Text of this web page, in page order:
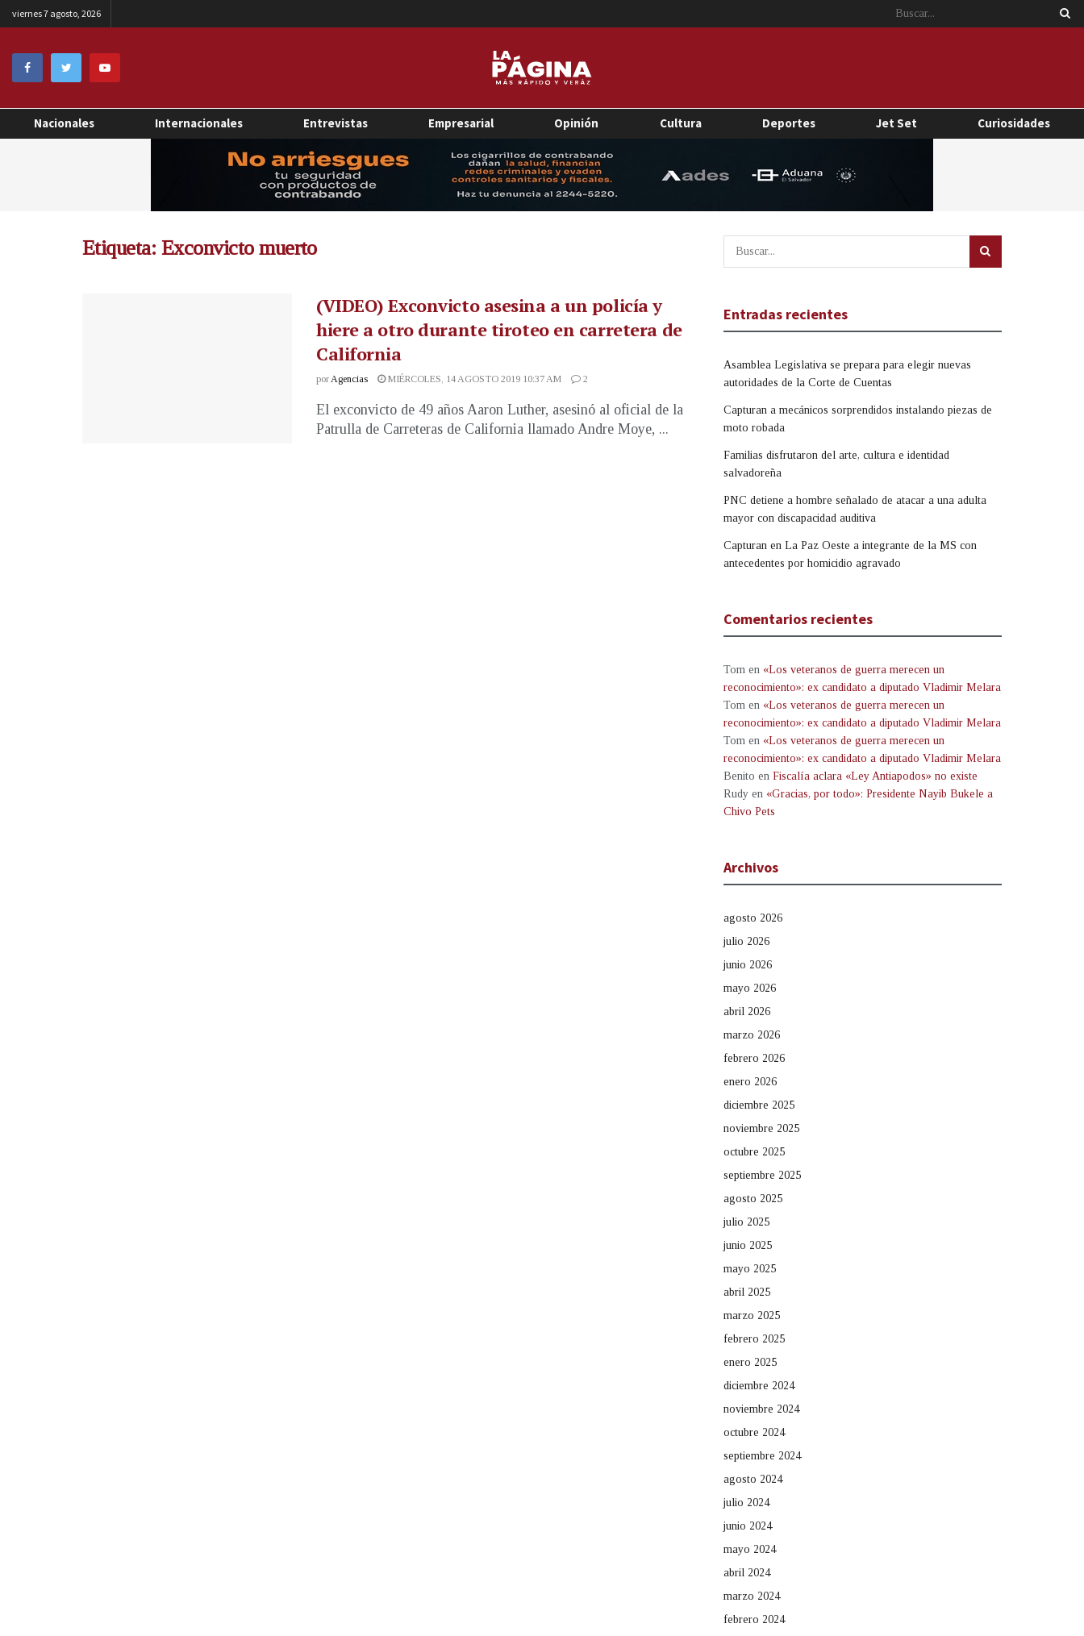
viernes 7 agosto, 2026
Nacionales Internacionales Entrevistas Empresarial Opinión Cultura Deportes Jet Set Curiosidades
Etiqueta: Exconvicto muerto
(VIDEO) Exconvicto asesina a un policía y
hiere a otro durante tiroteo en carretera de
California
porAgencias MIÉRCOLES, 14 AGOSTO 2019 10:37 AM 2
El exconvicto de 49 años Aaron Luther, asesinó al oficial de la
Patrulla de Carreteras de California llamado Andre Moye, ...
Entradas recientes
Asamblea Legislativa se prepara para elegir nuevas
autoridades de la Corte de Cuentas
Capturan a mecánicos sorprendidos instalando piezas de
moto robada
Familias disfrutaron del arte, cultura e identidad
salvadoreña
PNC detiene a hombre señalado de atacar a una adulta
mayor con discapacidad auditiva
Capturan en La Paz Oeste a integrante de la MS con
antecedentes por homicidio agravado
Comentarios recientes
Tom en «Los veteranos de guerra merecen un
reconocimiento»: ex candidato a diputado Vladimir Melara
Tom en «Los veteranos de guerra merecen un
reconocimiento»: ex candidato a diputado Vladimir Melara
Tom en «Los veteranos de guerra merecen un
reconocimiento»: ex candidato a diputado Vladimir Melara
Benito en Fiscalía aclara «Ley Antiapodos» no existe
Rudy en «Gracias, por todo»: Presidente Nayib Bukele a
Chivo Pets
Archivos
agosto 2026
julio 2026
junio 2026
mayo 2026
abril 2026
marzo 2026
febrero 2026
enero 2026
diciembre 2025
noviembre 2025
octubre 2025
septiembre 2025
agosto 2025
julio 2025
junio 2025
mayo 2025
abril 2025
marzo 2025
febrero 2025
enero 2025
diciembre 2024
noviembre 2024
octubre 2024
septiembre 2024
agosto 2024
julio 2024
junio 2024
mayo 2024
abril 2024
marzo 2024
febrero 2024